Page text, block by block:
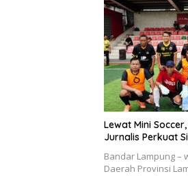
Lewat Mini
Jurnalis Perkuat
Bandar Lampung –
Daerah Provinsi